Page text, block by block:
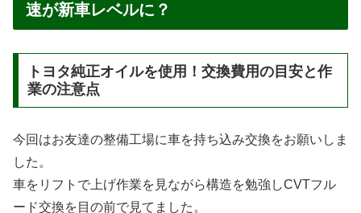
速が新車レベルに？
トヨタ純正オイルを使用！交換費用の目安と作
業の注意点
今回はお友達の整備工場に車を持ち込み交換をお願いしま
した。
車をリフトで上げ作業を見ながら構造を勉強しCVTフル
ード交換を目の前で見てました。